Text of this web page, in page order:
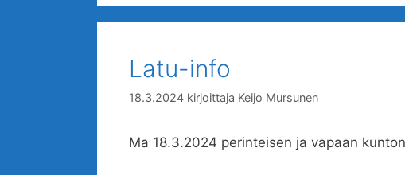
Latu-info
18.3.2024 kirjoittaja Keijo Mursunen
Ma 18.3.2024 perinteisen ja vapaan